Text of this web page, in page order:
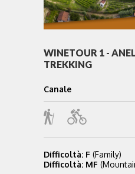
WINETOUR 1 -
TREKKING
Canale
Difficoltà: F (Family)
Difficoltà: MF